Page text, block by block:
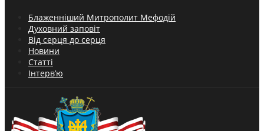
Блаженніший Митрополит Мефодій
Духовний заповіт
Від серця до серця
Новини
Статті
Інтерв’ю